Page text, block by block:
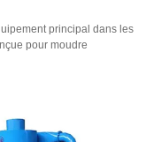
principal dans les
pour moudre